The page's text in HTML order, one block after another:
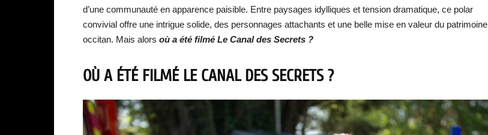
d’une communauté en apparence paisible. Entre paysages idylliques et tension dramatique, ce polar
convivial offre une intrigue solide, des personnages attachants et une belle mise en valeur du patrimoine
occitan. Mais alors où a été filmé Le Canal des Secrets ?
OÙ A ÉTÉ FILMÉ LE CANAL DES SECRETS ?